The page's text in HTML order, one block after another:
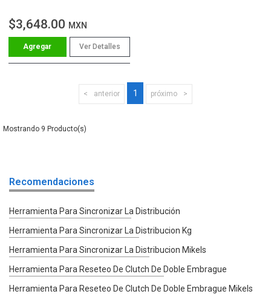
$3,648.00 MXN
Ver Detalles
anterior 1 próximo
9
Recomendaciones
Herramienta Para Sincronizar La Distribución
Herramienta Para Sincronizar La Distribucion Kg
Herramienta Para Sincronizar La Distribucion Mikels
Herramienta Para Reseteo De Clutch De Doble Embrague
Herramienta Para Reseteo De Clutch De Doble Embrague Mikels